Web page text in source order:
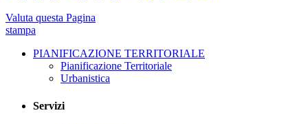
Valuta questa Pagina
stampa
PIANIFICAZIONE TERRITORIALE
Pianificazione Territoriale
Urbanistica
Servizi